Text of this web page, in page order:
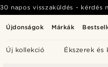
Újdonságok Márkák
Új kollekció Ékszerek és
30 napos visszaküldés - kérdés